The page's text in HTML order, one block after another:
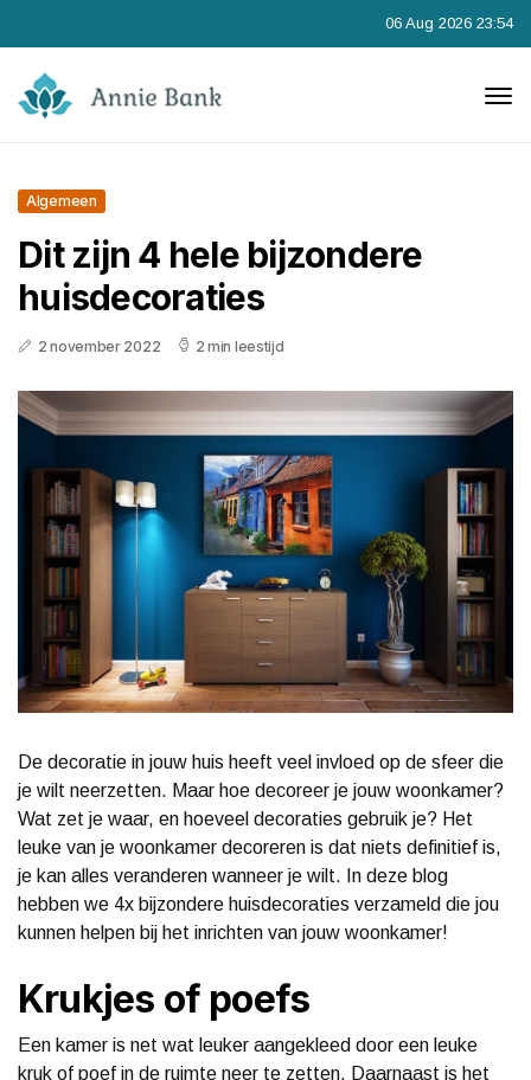
06 Aug 2026 23:54
Algemeen
Dit zijn 4 hele bijzondere
huisdecoraties
2 november 2022 2 min leestijd
De decoratie in jouw huis heeft veel invloed op de sfeer die
je wilt neerzetten. Maar hoe decoreer je jouw woonkamer?
Wat zet je waar, en hoeveel decoraties gebruik je? Het
leuke van je woonkamer decoreren is dat niets definitief is,
je kan alles veranderen wanneer je wilt. In deze blog
hebben we 4x bijzondere huisdecoraties verzameld die jou
kunnen helpen bij het inrichten van jouw woonkamer!
Krukjes of poefs
Een kamer is net wat leuker aangekleed door een leuke
kruk of poef in de ruimte neer te zetten. Daarnaast is het